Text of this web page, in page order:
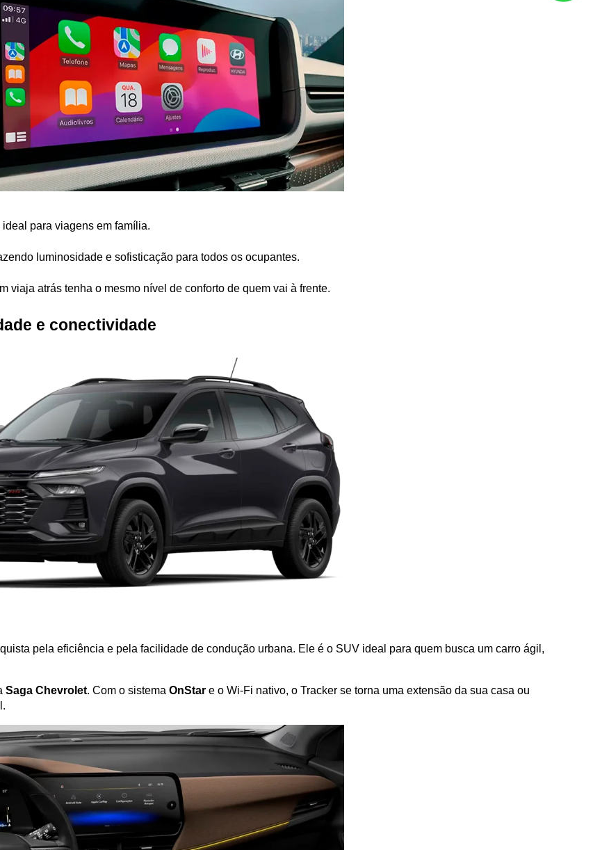
ideal para viagens em família.
luminosidade e sofisticação para todos os ocupantes.
viaja atrás tenha o mesmo nível de conforto de quem vai à frente.
e conectividade
pela eficiência e pela facilidade de condução urbana. Ele é o SUV ideal para quem busca um carro ágil,
Saga Chevrolet. Com o sistema OnStar e o Wi-Fi nativo, o Tracker se torna uma extensão da sua casa ou